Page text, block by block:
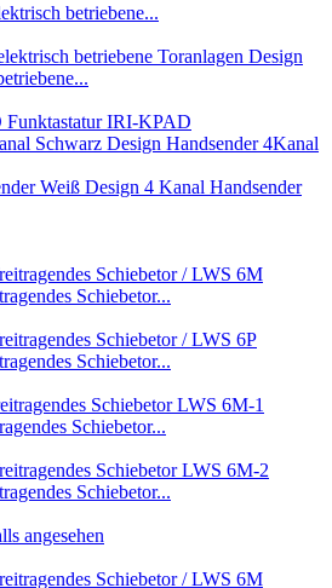
betriebene...
Design
Funktastatur IRI-KPAD
Design Handsender 4Kanal
Design 4 Kanal Handsender
Schiebetor...
Schiebetor...
Schiebetor...
Schiebetor...
angesehen